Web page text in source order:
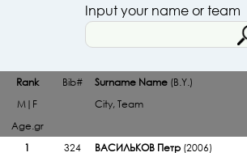
Input your name or team
Rank Bib# Surname Name(B.Y.)
City, Team
M|F
Age.gr
1
324 ВАСИЛЬКОВ Петр(2006)